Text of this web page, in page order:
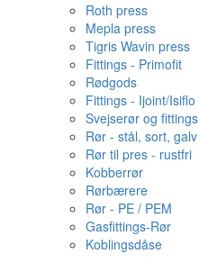
Roth press
Mepla press
Tigris Wavin press
Fittings - Primofit
Rødgods
Fittings - Ijoint/Isiflo
Svejserør og fittings
Rør - stål, sort, galv
Rør til pres - rustfri
Kobberrør
Rørbærere
Rør - PE / PEM
Gasfittings-Rør
Koblingsdåse